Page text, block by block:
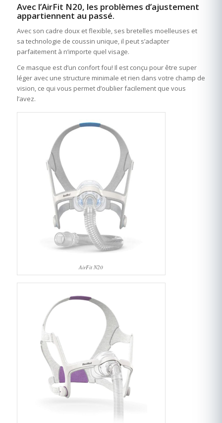
Avec l’AirFit N20, les problèmes d’ajustement
appartiennent au passé.
Avec son cadre doux et flexible, ses bretelles moelleuses et
sa technologie de coussin unique, il peut s’adapter
parfaitement à n’importe quel visage.
Ce masque est d’un confort fou! Il est conçu pour être super
léger avec une structure minimale et rien dans votre champ de
vision, ce qui vous permet d’oublier facilement que vous
l’avez.
AirFit N20